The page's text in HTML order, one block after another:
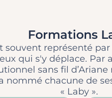
Formations
souvent représenté
qui s'y déplace. Par
sans fil d’Ariane
nommé chacune de
« Laby ».